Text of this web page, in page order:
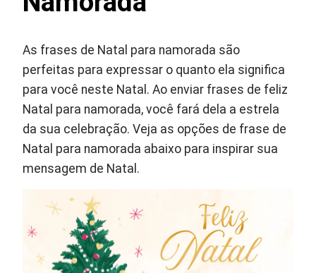
As frases de Natal para namorada são
perfeitas para expressar o quanto ela significa
para você neste Natal. Ao enviar frases de feliz
Natal para namorada, você fará dela a estrela
da sua celebração. Veja as opções de frase de
Natal para namorada abaixo para inspirar sua
mensagem de Natal.